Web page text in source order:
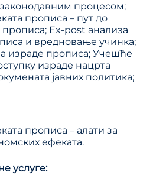
процесом;
прописа – пут до
прописа; Еx-post анализа
и вредновање учинка;
израде прописа; Учешће
израде нацрта
јавних политика;
прописа – алати за
ефеката.
услуге: